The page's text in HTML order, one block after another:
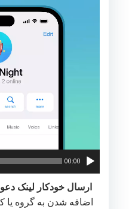
00:00
ارسال خودکار لینک
اضافه شدن به گروه یا